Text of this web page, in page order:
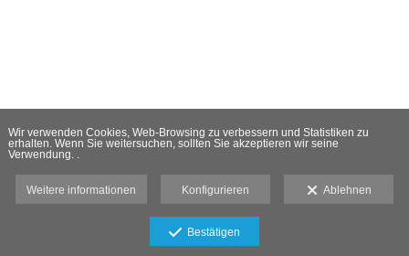
Wir verwenden Cookies, Web-Browsing zu verbessern und Statistiken zu
erhalten. Wenn Sie weitersuchen, sollten Sie akzeptieren wir seine
Verwendung. .
Weitere informationen Konfigurieren Ablehnen
Bestätigen